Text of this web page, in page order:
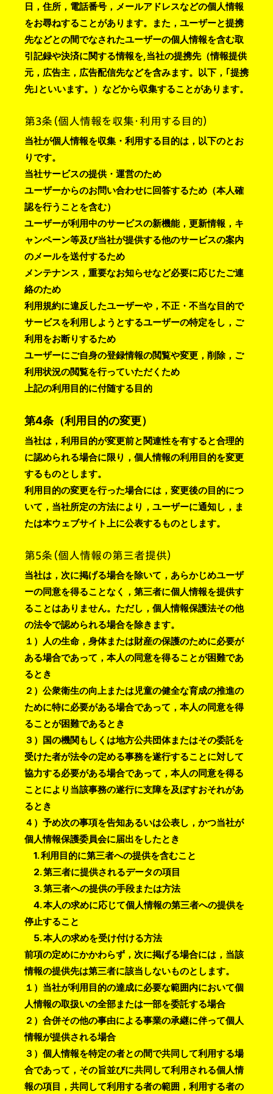
日，住所，電話番号，メールアドレスなどの個人情報
をお尋ねすることがあります。また，ユーザーと提携
先などとの間でなされたユーザーの個人情報を含む取
引記録や決済に関する情報を,当社の提携先（情報提供
元，広告主，広告配信先などを含みます。以下，｢提携
先｣といいます。）などから収集することがあります。
第3条（個人情報を収集・利用する目的）
当社が個人情報を収集・利用する目的は，以下のとお
りです。
当社サービスの提供・運営のため
ユーザーからのお問い合わせに回答するため（本人確
認を行うことを含む）
ユーザーが利用中のサービスの新機能，更新情報，キ
ャンペーン等及び当社が提供する他のサービスの案内
のメールを送付するため
メンテナンス，重要なお知らせなど必要に応じたご連
絡のため
利用規約に違反したユーザーや，不正・不当な目的で
サービスを利用しようとするユーザーの特定をし，ご
利用をお断りするため
ユーザーにご自身の登録情報の閲覧や変更，削除，ご
利用状況の閲覧を行っていただくため
上記の利用目的に付随する目的
第4条（利用目的の変更）
当社は，利用目的が変更前と関連性を有すると合理的
に認められる場合に限り，個人情報の利用目的を変更
するものとします。
利用目的の変更を行った場合には，変更後の目的につ
いて，当社所定の方法により，ユーザーに通知し，ま
たは本ウェブサイト上に公表するものとします。
第5条（個人情報の第三者提供）
当社は，次に掲げる場合を除いて，あらかじめユーザ
ーの同意を得ることなく，第三者に個人情報を提供す
ることはありません。ただし，個人情報保護法その他
の法令で認められる場合を除きます。
１）人の生命，身体または財産の保護のために必要が
ある場合であって，本人の同意を得ることが困難であ
るとき
２）公衆衛生の向上または児童の健全な育成の推進の
ために特に必要がある場合であって，本人の同意を得
ることが困難であるとき
３）国の機関もしくは地方公共団体またはその委託を
受けた者が法令の定める事務を遂行することに対して
協力する必要がある場合であって，本人の同意を得る
ことにより当該事務の遂行に支障を及ぼすおそれがあ
るとき
４）予め次の事項を告知あるいは公表し，かつ当社が
個人情報保護委員会に届出をしたとき
1. 利用目的に第三者への提供を含むこと
2. 第三者に提供されるデータの項目
3. 第三者への提供の手段または方法
4. 本人の求めに応じて個人情報の第三者への提供を
停止すること
5. 本人の求めを受け付ける方法
前項の定めにかかわらず，次に掲げる場合には，当該
情報の提供先は第三者に該当しないものとします。
１）当社が利用目的の達成に必要な範囲内において個
人情報の取扱いの全部または一部を委託する場合
２）合併その他の事由による事業の承継に伴って個人
情報が提供される場合
３）個人情報を特定の者との間で共同して利用する場
合であって，その旨並びに共同して利用される個人情
報の項目，共同して利用する者の範囲，利用する者の